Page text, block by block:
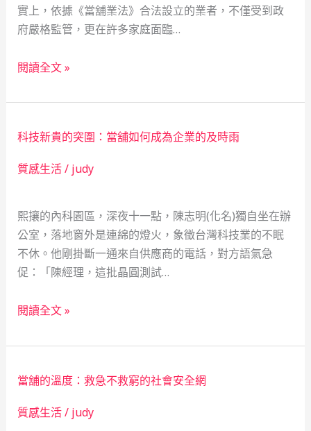
與
城
角
的
柔
守
護
實上，依據《當舖業法》合法設立的業者，不僅受到政
府嚴格監管，更在許多家庭面臨…
當
業
社
會
安
網：
一
位
年
爸
的
急
經
驗
閱讀全文 »
科技新貴的突圍：當舖如何成為企業的及時雨
質感生活/ judy
熙攘的內科園區，深夜十一點，陳志明(化名)獨自坐在辦
公室，落地窗外是連綿的燈火，象徵台灣科技業的不眠
不休。他剛掛斷一通來自供應商的電話，對方語氣急
促：「陳經理，這批晶圓測試…
科
新
的
突
圍：
閱讀全文 »
當舖的溫度：救急不救窮的社會安全網
質感生活/ judy